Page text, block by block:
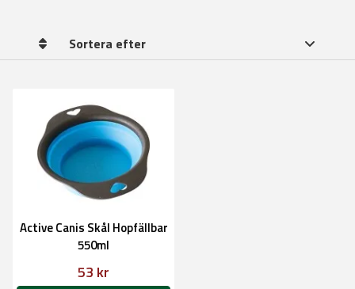
Sortera efter
Active Canis Skål Hopfällbar
550ml
53 kr